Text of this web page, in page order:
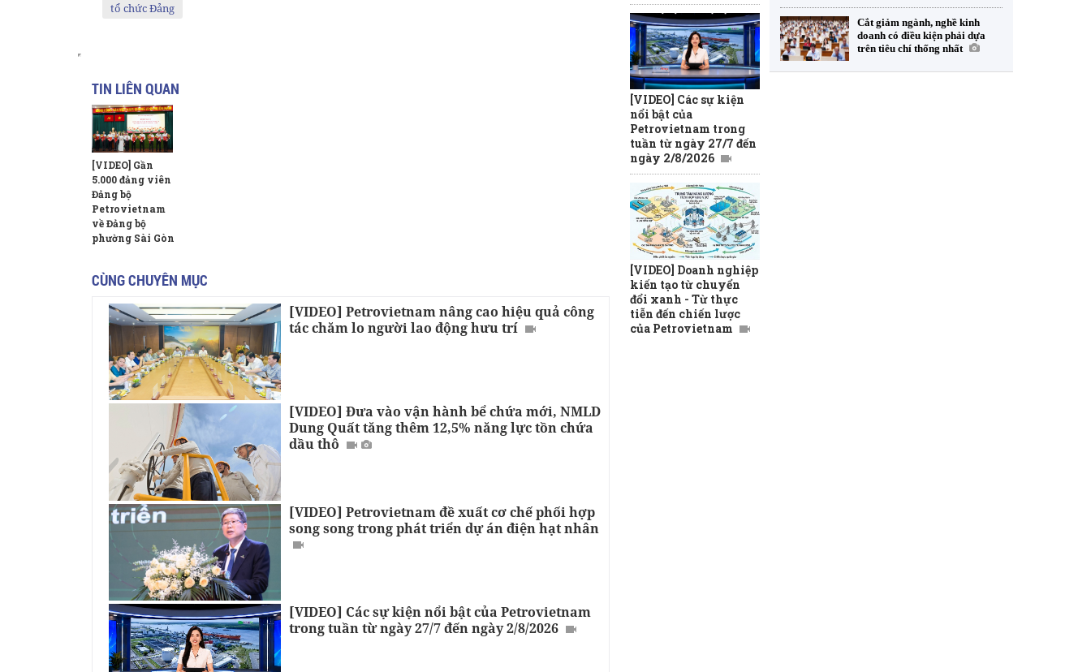
tổ chức Đảng
TIN LIÊN QUAN
[VIDEO] Gần
5.000 đảng viên
Đảng bộ
Petrovietnam
về Đảng bộ
phường Sài Gòn
CÙNG CHUYÊN MỤC
[VIDEO] Petrovietnam nâng cao hiệu quả công
tác chăm lo người lao động hưu trí
[VIDEO] Đưa vào vận hành bể chứa mới, NMLD
Dung Quất tăng thêm 12,5% năng lực tồn chứa
dầu thô
[VIDEO] Petrovietnam đề xuất cơ chế phối hợp
song song trong phát triển dự án điện hạt nhân
[VIDEO] Các sự kiện nổi bật của Petrovietnam
trong tuần từ ngày 27/7 đến ngày 2/8/2026
[VIDEO] Các sự kiện
nổi bật của
Petrovietnam trong
tuần từ ngày 27/7 đến
ngày 2/8/2026
[VIDEO] Doanh nghiệp
kiến tạo từ chuyển
đổi xanh - Từ thực
tiễn đến chiến lược
của Petrovietnam
Cắt giảm ngành, nghề kinh
doanh có điều kiện phải dựa
trên tiêu chí thống nhất